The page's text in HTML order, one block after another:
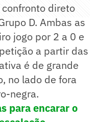
confronto direto
D. Ambas as
jogo por 2 a 0 e
a partir das
é de grande
no lado de fora
negra.
para encarar o